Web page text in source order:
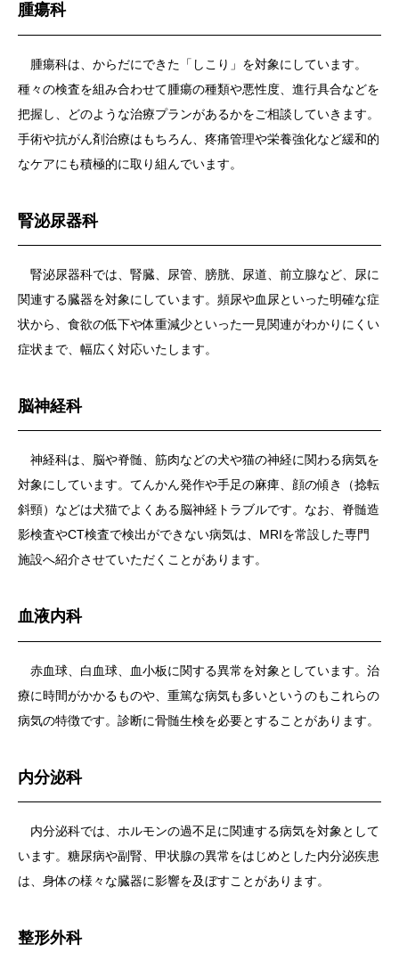
腫瘍科
腫瘍科は、からだにできた「しこり」を対象にしています。
種々の検査を組み合わせて腫瘍の種類や悪性度、進行具合などを
把握し、どのような治療プランがあるかをご相談していきます。
手術や抗がん剤治療はもちろん、疼痛管理や栄養強化など緩和的
なケアにも積極的に取り組んでいます。
腎泌尿器科
腎泌尿器科では、腎臓、尿管、膀胱、尿道、前立腺など、尿に
関連する臓器を対象にしています。頻尿や血尿といった明確な症
状から、食欲の低下や体重減少といった一見関連がわかりにくい
症状まで、幅広く対応いたします。
脳神経科
神経科は、脳や脊髄、筋肉などの犬や猫の神経に関わる病気を
対象にしています。てんかん発作や手足の麻痺、顔の傾き（捻転
斜頸）などは犬猫でよくある脳神経トラブルです。なお、脊髄造
影検査やCT検査で検出ができない病気は、MRIを常設した専門
施設へ紹介させていただくことがあります。
血液内科
赤血球、白血球、血小板に関する異常を対象としています。治
療に時間がかかるものや、重篤な病気も多いというのもこれらの
病気の特徴です。診断に骨髄生検を必要とすることがあります。
内分泌科
内分泌科では、ホルモンの過不足に関連する病気を対象として
います。糖尿病や副腎、甲状腺の異常をはじめとした内分泌疾患
は、身体の様々な臓器に影響を及ぼすことがあります。
整形外科